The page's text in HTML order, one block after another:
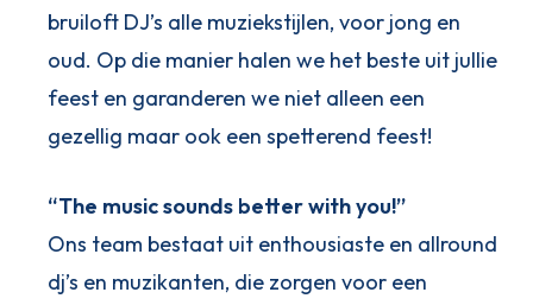
bruiloft DJ’s alle muziekstijlen, voor jong en
oud. Op die manier halen we het beste uit jullie
feest en garanderen we niet alleen een
gezellig maar ook een spetterend feest!
“The music sounds better with you!”
Ons team bestaat uit enthousiaste en allround
dj’s en muzikanten, die zorgen voor een